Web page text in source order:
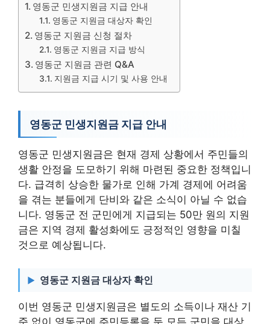
영동군 민생지원금 지급 안내
영동군 지원금 대상자 확인
영동군 지원금 신청 절차
영동군 지원금 지급 방식
영동군 지원금 관련 Q&A
지원금 지급 시기 및 사용 안내
영동군 민생지원금 지급 안내
영동군 민생지원금은 현재 경제 상황에서 주민들의
생활 안정을 도모하기 위해 마련된 중요한 정책입니
다. 급격히 상승한 물가로 인해 가계 경제에 어려움
을 겪는 분들에게 단비와 같은 소식이 아닐 수 없습
니다. 영동군 전 군민에게 지급되는 50만 원의 지원
금은 지역 경제 활성화에도 긍정적인 영향을 미칠
것으로 예상됩니다.
영동군 지원금 대상자 확인
이번 영동군 민생지원금은 별도의 소득이나 재산 기
준 없이 영동군에 주민등록을 둔 모든 군민을 대상